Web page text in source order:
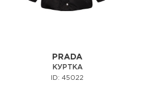
PRADA
КУРТКА
ID: 45022